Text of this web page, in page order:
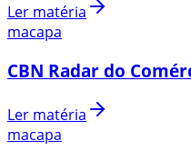
Ler matéria
macapa
CBN Radar do
Ler matéria
macapa